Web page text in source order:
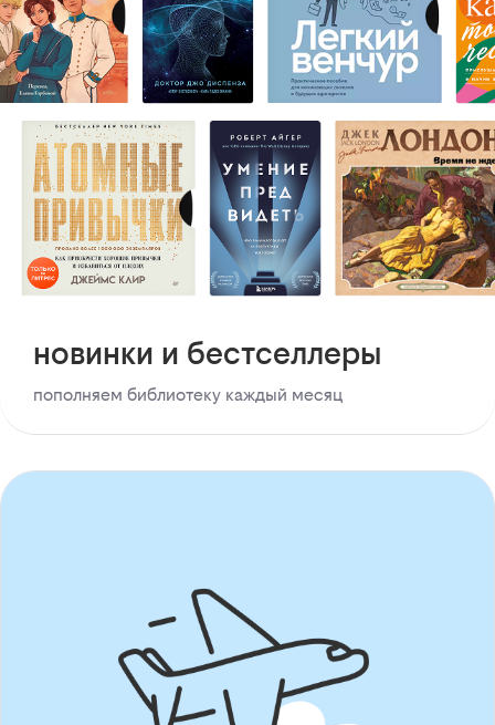
новинки и бестселлеры
пополняем библиотеку каждый месяц